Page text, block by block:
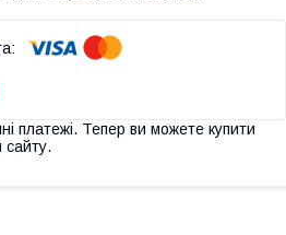
платежі. Тепер ви можете купити